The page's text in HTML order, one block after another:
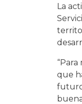
La
que
futuro